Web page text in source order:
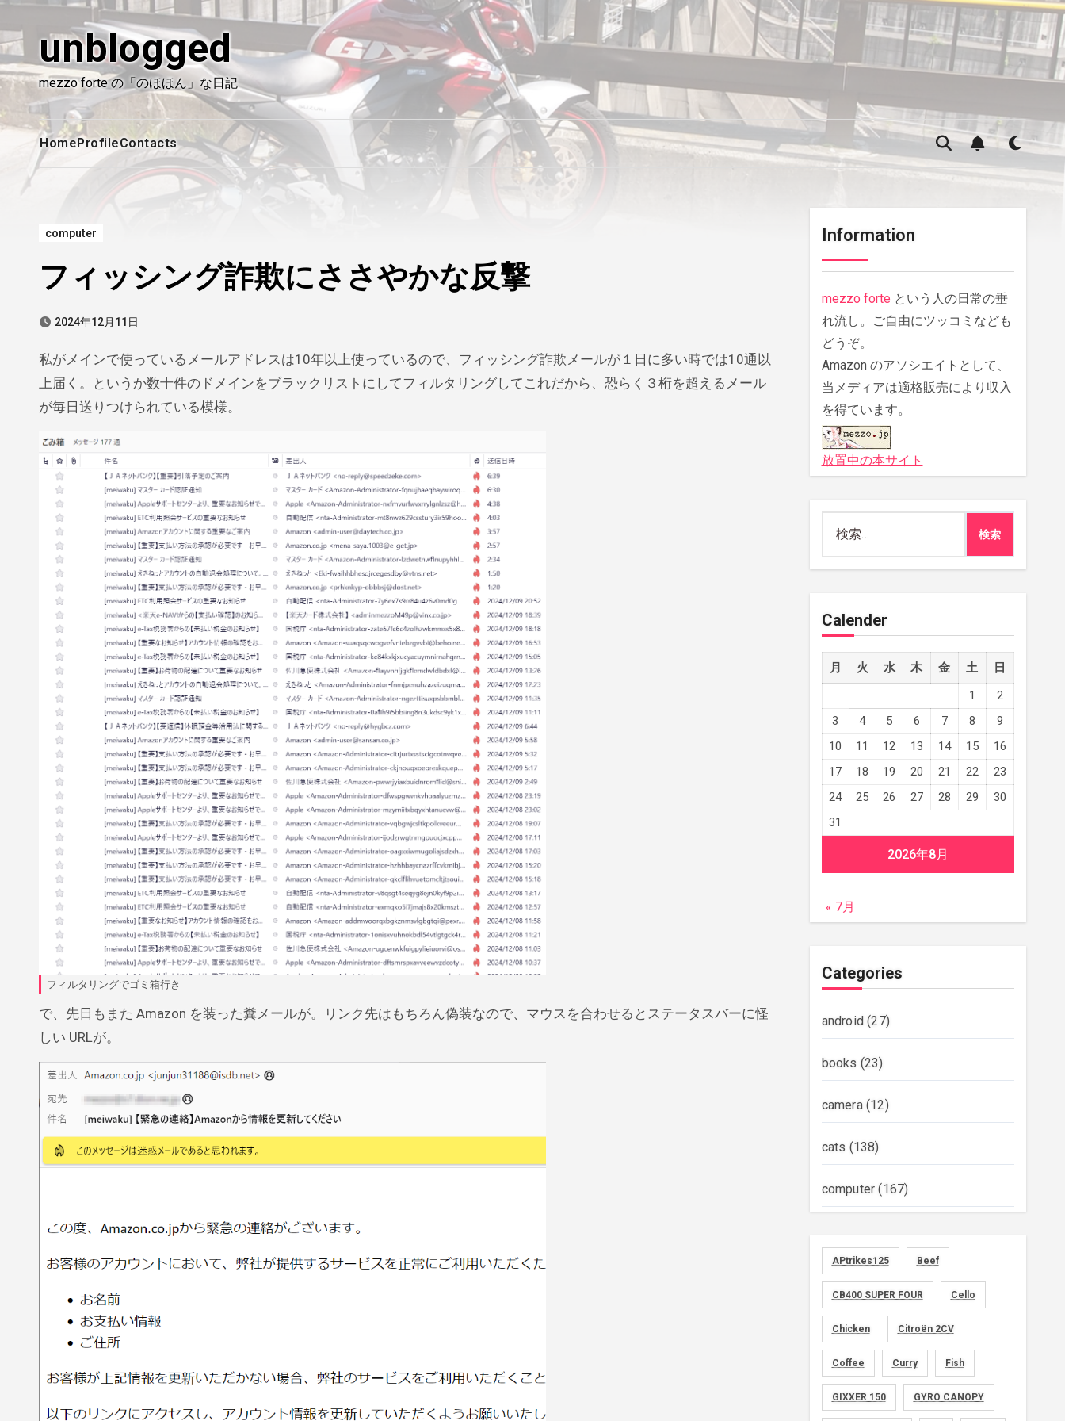
容
を
ス
ッ
unblogged
mezzo forte の「のほほん」な日記
HomeProfileContacts
computer
フィッシング詐欺にささやかな反撃
2024年12月11日
私がメインで使っているメールアドレスは10年以上使っているので、フィッシング詐欺メールが１日に多い時では10通以
上届く。というか数十件のドメインをブラックリストにしてフィルタリングしてこれだから、恐らく３桁を超えるメール
が毎日送りつけられている模様。
フィルタリングでゴミ箱行き
で、先日もまた Amazon を装った糞メールが。リンク先はもちろん偽装なので、マウスを合わせるとステータスバーに怪
しい URLが。
Information
mezzo forte という人の日常の垂
れ流し。ご自由にツッコミなども
どうぞ。
Amazon のアソシエイトとして、
当メディアは適格販売により収入
を得ています。
放置中の本サイト
Calender
2026年8月
月 火 水 木 金 土
日
1
2
3
4 5 6 7 8
9
10
11 12 13 14 15
16
17
18 19 20 21 22
23
24
25 26 27 28 29
30
31
« 7月
Categories
android(27)
books (23)
camera(12)
cats (138)
computer (167)
foods(155)
graphics(134)
memo (30)
motorcycle(149)
APtrikes125 Beef
CB400 SUPER FOUR Cello
Chicken Citroën 2CV
Coffee Curry Fish
GIXXER 150 GYRO CANOPY